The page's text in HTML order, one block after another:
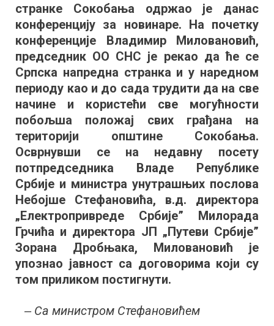
са
Републиком
решавамо
проблеме
странке Сокобања одржао је данас
конференцију за новинаре. На почетку
конференције Владимир Миловановић,
председник ОО СНС је рекао да ће се
Српска напредна странка и у наредном
периоду као и до сада трудити да на све
начине и користећи све могућности
побољша положај свих грађана на
територији општине Сокобања.
Осврнувши се на недавну посету
потпредседника Владе Републике
Србије и министра унутрашњих послова
Небојше Стефановића, в.д. директора
„Електропривреде Србије” Милорада
Грчића и директора ЈП „Путеви Србије”
Зорана Дробњака, Миловановић је
упознао јавност са договорима који су
том приликом постигнути.
‒ Са министром Стефановићем